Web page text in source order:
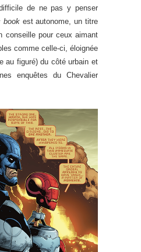
de ne pas y penser
bookest autonome, un titre
conseille pour ceux aimant
comme celle-ci, éloignée
au figuré) du côté urbain et
enquêtes du Chevalier